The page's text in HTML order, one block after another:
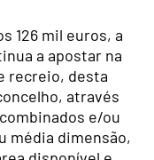
126 mil euros, a
a apostar na
recreio, desta
através
e/ou
média dimensão,